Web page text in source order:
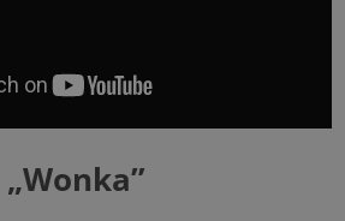
„Wonka”